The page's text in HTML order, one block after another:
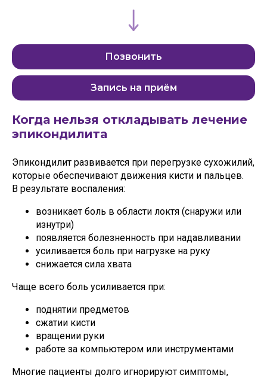
Позвонить
Запись на приём
Когда нельзя откладывать лечение
эпикондилита
Эпикондилит развивается при перегрузке сухожилий,
которые обеспечивают движения кисти и пальцев.
В результате воспаления:
возникает боль в области локтя (снаружи или
изнутри)
появляется болезненность при надавливании
усиливается боль при нагрузке на руку
снижается сила хвата
Чаще всего боль усиливается при:
поднятии предметов
сжатии кисти
вращении руки
работе за компьютером или инструментами
Многие пациенты долго игнорируют симптомы,